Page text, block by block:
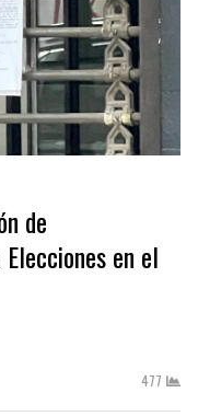
de
en el
477